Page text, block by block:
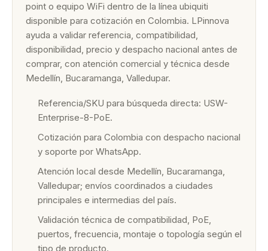
point o equipo WiFi dentro de la línea ubiquiti
disponible para cotización en Colombia. LPinnova
ayuda a validar referencia, compatibilidad,
disponibilidad, precio y despacho nacional antes de
comprar, con atención comercial y técnica desde
Medellín, Bucaramanga, Valledupar.
Referencia/SKU para búsqueda directa: USW-
Enterprise-8-PoE.
Cotización para Colombia con despacho nacional
y soporte por WhatsApp.
Atención local desde Medellín, Bucaramanga,
Valledupar; envíos coordinados a ciudades
principales e intermedias del país.
Validación técnica de compatibilidad, PoE,
puertos, frecuencia, montaje o topología según el
tipo de producto.